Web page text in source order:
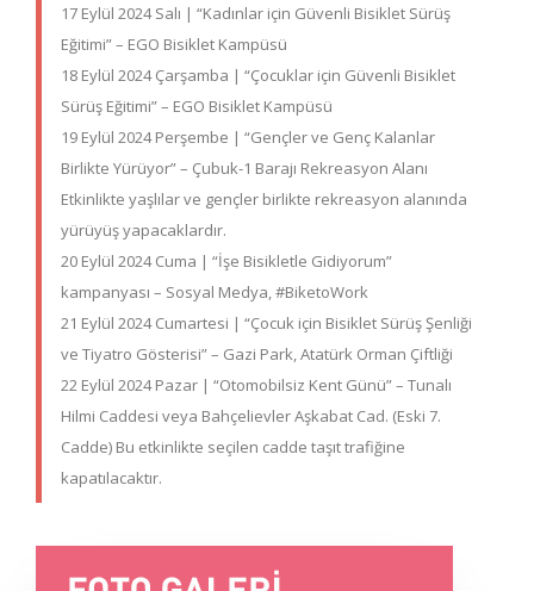
17 Eylül 2024 Salı | “Kadınlar için Güvenli Bisiklet Sürüş
Eğitimi” – EGO Bisiklet Kampüsü
18 Eylül 2024 Çarşamba | “Çocuklar için Güvenli Bisiklet
Sürüş Eğitimi” – EGO Bisiklet Kampüsü
19 Eylül 2024 Perşembe | “Gençler ve Genç Kalanlar
Birlikte Yürüyor” – Çubuk-1 Barajı Rekreasyon Alanı
Etkinlikte yaşlılar ve gençler birlikte rekreasyon alanında
yürüyüş yapacaklardır.
20 Eylül 2024 Cuma | “İşe Bisikletle Gidiyorum”
kampanyası – Sosyal Medya, #BiketoWork
21 Eylül 2024 Cumartesi | “Çocuk için Bisiklet Sürüş Şenliği
ve Tiyatro Gösterisi” – Gazi Park, Atatürk Orman Çiftliği
22 Eylül 2024 Pazar | “Otomobilsiz Kent Günü” – Tunalı
Hilmi Caddesi veya Bahçelievler Aşkabat Cad. (Eski 7.
Cadde) Bu etkinlikte seçilen cadde taşıt trafiğine
kapatılacaktır.